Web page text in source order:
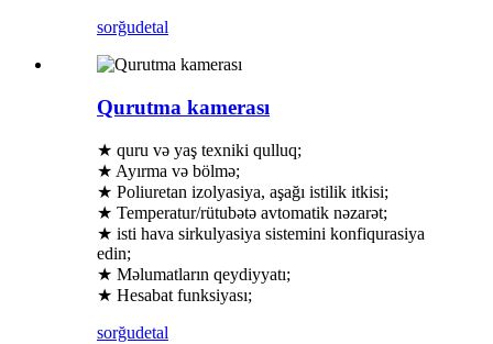
sorğudetal
Qurutma kamerası
★ quru və yaş texniki qulluq;
★ Ayırma və bölmə;
★ Poliuretan izolyasiya, aşağı istilik itkisi;
★ Temperatur/rütubətə avtomatik nəzarət;
★ isti hava sirkulyasiya sistemini konfiqurasiya
edin;
★ Məlumatların qeydiyyatı;
★ Hesabat funksiyası;
sorğudetal